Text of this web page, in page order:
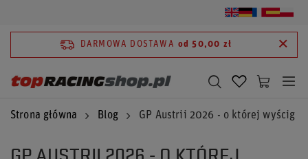
DARMOWA DOSTAWA od 50,00 zł
Strona główna Blog GP Austrii 2026 - o której wyścig i
GP AUSTRII 2026 - O KTÓREJ